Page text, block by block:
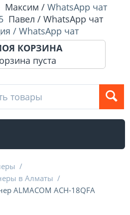
Максим / WhatsApp чат
Павел / WhatsApp чат
/ WhatsApp чат
КОРЗИНА
пуста
/
в Алматы /
ALMACOM ACH-18QFA